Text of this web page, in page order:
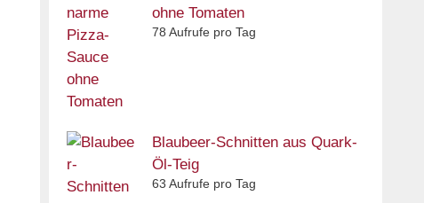
ohne Tomaten
78 Aufrufe pro Tag
Blaubeer-Schnitten aus Quark-
Öl-Teig
63 Aufrufe pro Tag